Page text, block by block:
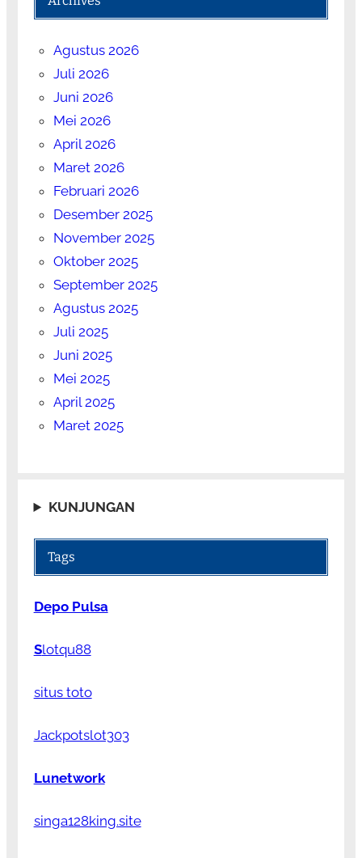
Agustus 2026
Juli 2026
Juni 2026
Mei 2026
April 2026
Maret 2026
Februari 2026
Desember 2025
November 2025
Oktober 2025
September 2025
Agustus 2025
Juli 2025
Juni 2025
Mei 2025
April 2025
Maret 2025
KUNJUNGAN
Tags
Depo Pulsa
Slotqu88
situs toto
Jackpotslot303
Lunetwork
singa128king.site